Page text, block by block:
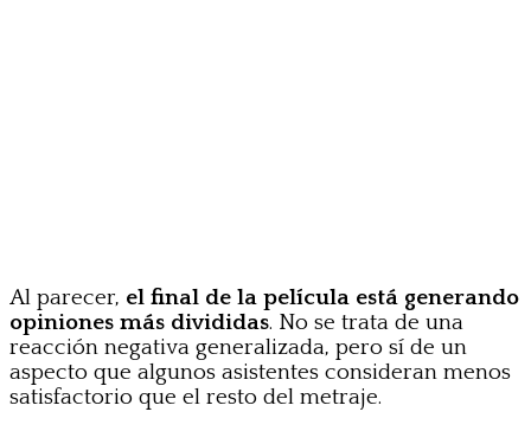
Al parecer, el final de la película está generando
opiniones más divididas. No se trata de una
reacción negativa generalizada, pero sí de un
aspecto que algunos asistentes consideran menos
satisfactorio que el resto del metraje.